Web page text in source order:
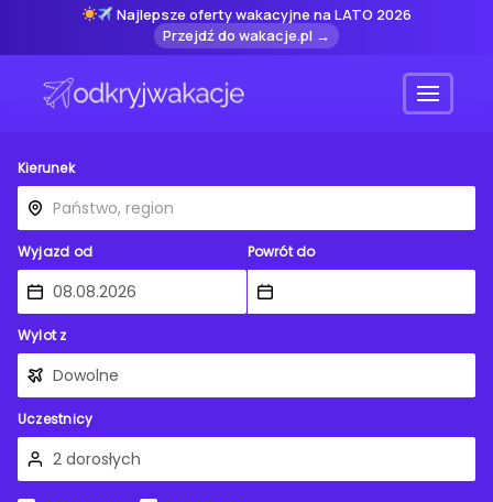
Najlepsze oferty wakacyjne na LATO 2026
Przejdź do wakacje.pl →
Menu
Kierunek
Wyjazd od Powrót do
Wylot z
Uczestnicy